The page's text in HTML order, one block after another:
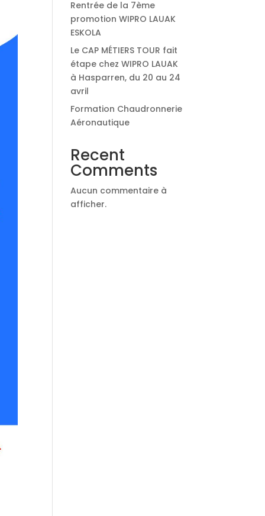
Rentrée de la 7ème
promotion WIPRO LAUAK
ESKOLA
Le CAP MÉTIERS TOUR fait
étape chez WIPRO LAUAK
à Hasparren, du 20 au 24
avril
Formation Chaudronnerie
Aéronautique
Recent
Comments
Aucun commentaire à
afficher.